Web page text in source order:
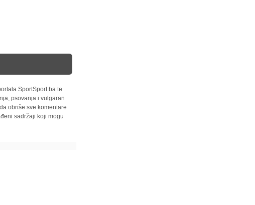
SportSport.ba te
psovanja i vulgaran
obriše sve komentare
sadržaji koji mogu